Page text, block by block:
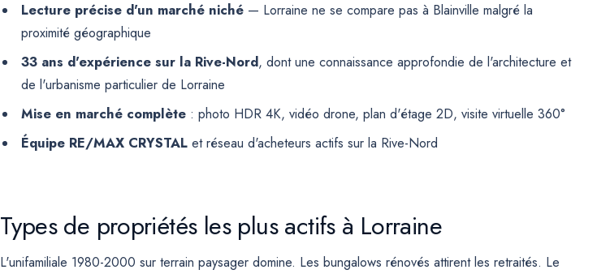
Lecture précise d'un marché niché— Lorraine ne se compare pas à Blainville malgré la
proximité géographique
33 ans d'expérience sur la Rive-Nord, dont une connaissance approfondie de l'architecture et
de l'urbanisme particulier de Lorraine
Mise en marché complète: photo HDR 4K, vidéo drone, plan d'étage 2D, visite virtuelle 360°
Équipe RE/MAX CRYSTALet réseau d'acheteurs actifs sur la Rive-Nord
Types de propriétés les plus actifs à Lorraine
L'unifamiliale 1980-2000 sur terrain paysager domine. Les bungalows rénovés attirent les retraités. Le